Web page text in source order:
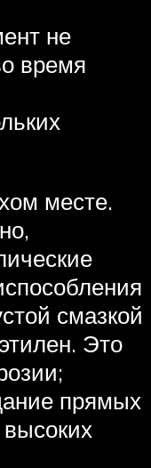
не
время
месте.
смазкой
Это
прямых